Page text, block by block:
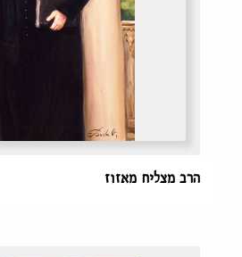
הרב מצליח מאזוז